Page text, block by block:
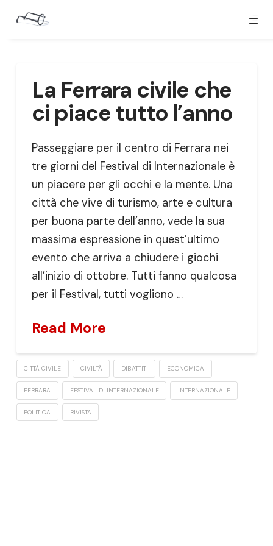
La Ferrara civile che
ci piace tutto l’anno
Passeggiare per il centro di Ferrara nei
tre giorni del Festival di Internazionale è
un piacere per gli occhi e la mente. Una
città che vive di turismo, arte e cultura
per buona parte dell’anno, vede la sua
massima espressione in quest’ultimo
evento che arriva a chiudere i giochi
all’inizio di ottobre. Tutti fanno qualcosa
per il Festival, tutti vogliono …
Read More
CITTÀ CIVILE CIVILTÀ DIBATTITI ECONOMICA
FERRARA FESTIVAL DI INTERNAZIONALE INTERNAZIONALE
POLITICA RIVISTA